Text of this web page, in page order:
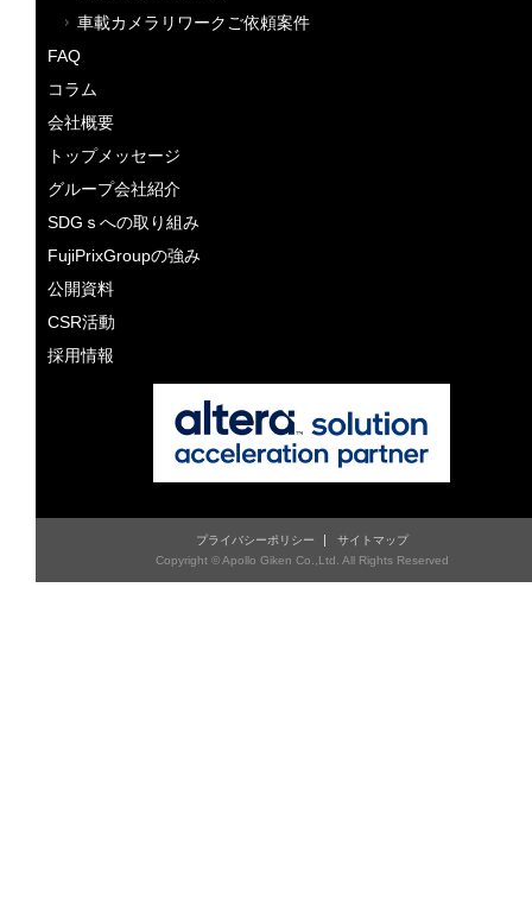
車載カメラリワークご依頼案件
FAQ
コラム
会社概要
トップメッセージ
グループ会社紹介
SDGｓへの取り組み
FujiPrixGroupの強み
公開資料
CSR活動
採用情報
プライバシーポリシー
サイトマップ
Copyright © Apollo Giken Co.,Ltd. All Rights Reserved